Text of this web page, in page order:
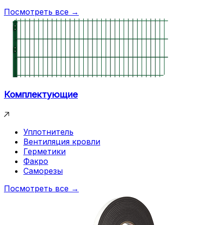
Посмотреть все →
Комплектующие
Уплотнитель
Вентиляция кровли
Герметики
Факро
Саморезы
Посмотреть все →